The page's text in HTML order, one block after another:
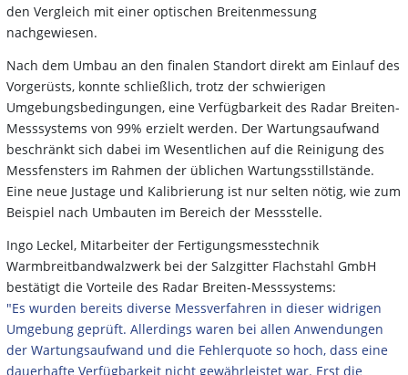
den Vergleich mit einer optischen Breitenmessung
nachgewiesen.
Nach dem Umbau an den finalen Standort direkt am Einlauf des
Vorgerüsts, konnte schließlich, trotz der schwierigen
Umgebungsbedingungen, eine Verfügbarkeit des Radar Breiten-
Messsystems von 99% erzielt werden. Der Wartungsaufwand
beschränkt sich dabei im Wesentlichen auf die Reinigung des
Messfensters im Rahmen der üblichen Wartungsstillstände.
Eine neue Justage und Kalibrierung ist nur selten nötig, wie zum
Beispiel nach Umbauten im Bereich der Messstelle.
Ingo Leckel, Mitarbeiter der Fertigungsmesstechnik
Warmbreitbandwalzwerk bei der Salzgitter Flachstahl GmbH
bestätigt die Vorteile des Radar Breiten-Messsystems:
"Es wurden bereits diverse Messverfahren in dieser widrigen
Umgebung geprüft. Allerdings waren bei allen Anwendungen
der Wartungsaufwand und die Fehlerquote so hoch, dass eine
dauerhafte Verfügbarkeit nicht gewährleistet war. Erst die